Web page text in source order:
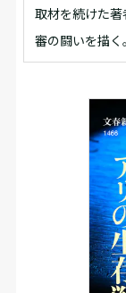
取材を続けた
審の闘いを描く